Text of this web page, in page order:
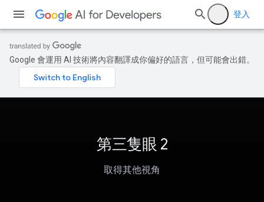
登入
Google 會運用 AI 技術將內容翻譯成你偏好的語言，但可能會出錯。
第三隻眼 2
取得其他視角